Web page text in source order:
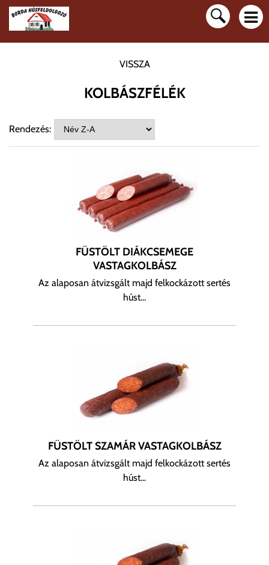
VISSZA
KOLBÁSZFÉLÉK
Rendezés:
FÜSTÖLT DIÁKCSEMEGE
VASTAGKOLBÁSZ
Az alaposan átvizsgált majd felkockázott sertés
húst...
FÜSTÖLT SZAMÁR VASTAGKOLBÁSZ
Az alaposan átvizsgált majd felkockázott sertés
húst...